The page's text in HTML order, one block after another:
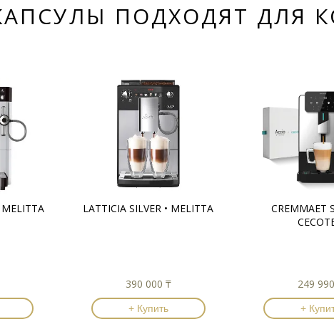
ПОДХОДЯТ ДЛЯ
MELITTA LATTICIA SILVER • MELITTA
390 000 ₸
+ Купить
CREMMAET
249
+